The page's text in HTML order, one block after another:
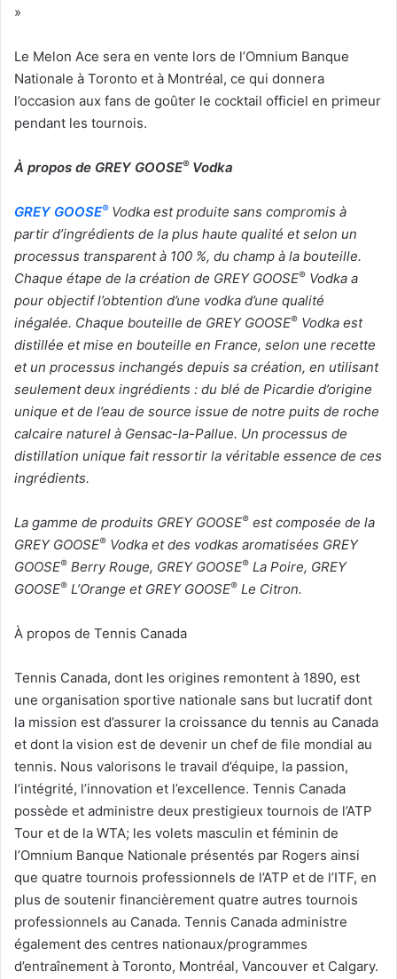
»
Le Melon Ace sera en vente lors de l’Omnium Banque
Nationale à Toronto et à Montréal, ce qui donnera
l’occasion aux fans de goûter le cocktail officiel en primeur
pendant les tournois.
À propos de GREY GOOSE®Vodka
GREY GOOSE®Vodka est produite sans compromis à
partir d’ingrédients de la plus haute qualité et selon un
processus transparent à 100 %, du champ à la bouteille.
Chaque étape de la création de GREY GOOSE® Vodka a
pour objectif l’obtention d’une vodka d’une qualité
inégalée. Chaque bouteille de GREY GOOSE® Vodka est
distillée et mise en bouteille en France, selon une recette
et un processus inchangés depuis sa création, en utilisant
seulement deux ingrédients : du blé de Picardie d’origine
unique et de l’eau de source issue de notre puits de roche
calcaire naturel à Gensac-la-Pallue. Un processus de
distillation unique fait ressortir la véritable essence de ces
ingrédients.
La gamme de produits GREY GOOSE® est composée de la
GREY GOOSE® Vodka et des vodkas aromatisées GREY
GOOSE® Berry Rouge, GREY GOOSE® La Poire, GREY
GOOSE® L’Orange et GREY GOOSE® Le Citron.
À propos de Tennis Canada
Tennis Canada, dont les origines remontent à 1890, est
une organisation sportive nationale sans but lucratif dont
la mission est d’assurer la croissance du tennis au Canada
et dont la vision est de devenir un chef de file mondial au
tennis. Nous valorisons le travail d’équipe, la passion,
l’intégrité, l’innovation et l’excellence. Tennis Canada
possède et administre deux prestigieux tournois de l’ATP
Tour et de la WTA; les volets masculin et féminin de
l’Omnium Banque Nationale présentés par Rogers ainsi
que quatre tournois professionnels de l’ATP et de l’ITF, en
plus de soutenir financièrement quatre autres tournois
professionnels au Canada. Tennis Canada administre
également des centres nationaux/programmes
d’entraînement à Toronto, Montréal, Vancouver et Calgary.